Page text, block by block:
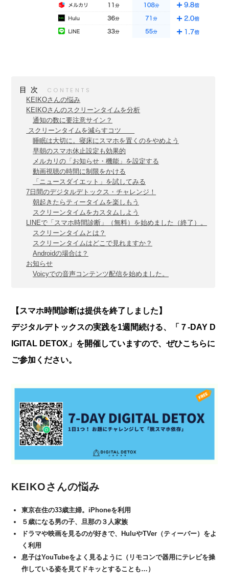
目次
KEIKOさんの悩み
KEIKOさんのスクリーンタイムを分析
通知の数に要注意サイン？
スクリーンタイムを減らすコツ
睡眠は大切に。寝床にスマホを置くのをやめよう
早朝のスマホ休止設定も効果的
メルカリの「お知らせ・機能」を設定する
動画視聴の時間に制限をかける
「ニュースダイエット」を試してみる
7日間のデジタルデトックス・チャレンジ！
朝起きたらティータイムを楽しもう
スクリーンタイムをカスタムしよう
LINEで「スマホ時間診断」（無料）を始めました（終了）。
スクリーンタイムとは？
スクリーンタイムはどこで見れますか？
Androidの場合は？
お知らせ
Voicyでの音声コンテンツ配信を始めました。
【スマホ時間診断は提供を終了しました】
デジタルデトックスの実践を1週間続ける、「７-DAY D
IGITAL DETOX」を開催していますので、ぜひこちらに
ご参加ください。
KEIKOさんの悩み
東京在住の33歳主婦。iPhoneを利用
５歳になる男の子、旦那の３人家族
ドラマや映画を見るのが好きで、HuluやTVer（ティーバー）をよ
く利用
息子はYouTubeをよく見るように（リモコンで器用にテレビを操
作している姿を見てドキッとすることも…）